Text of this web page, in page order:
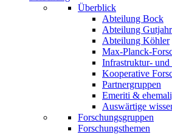
Überblick
Abteilung Bock
Abteilung Gutjahr
Abteilung Köhler
Max-Planck-
Infrastruktur- und
Kooperative
Partnergruppen
Emeriti &
Auswärtige
Forschungsgruppen
Forschungsthemen